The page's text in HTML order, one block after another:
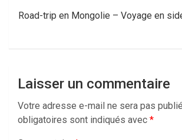
l’article
Road-trip en Mongolie – Voyage en
Laisser un commentaire
Votre adresse e-mail ne sera pas
obligatoires sont indiqués avec *